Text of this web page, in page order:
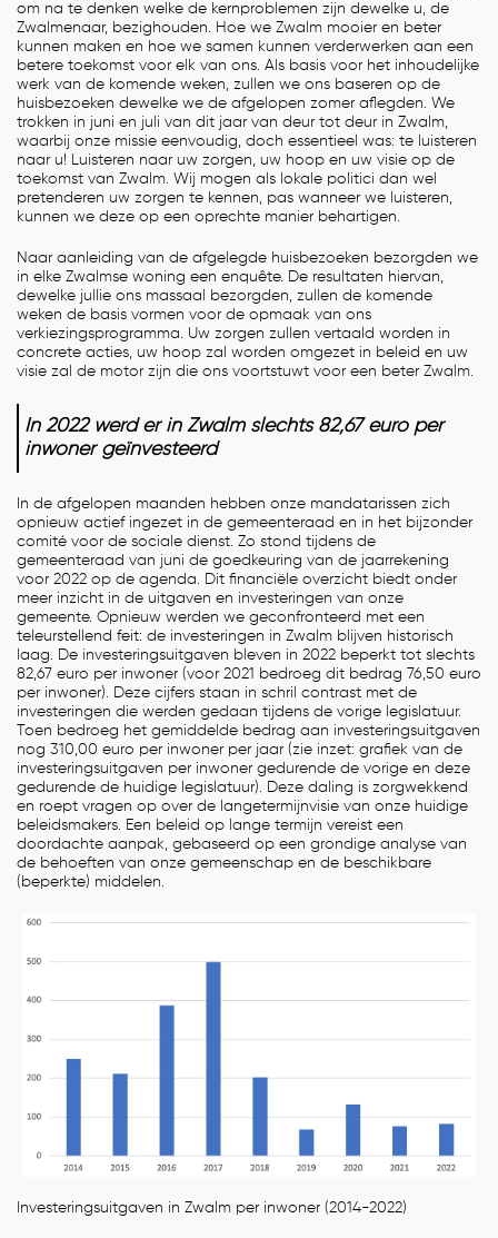
om na te denken welke de kernproblemen zijn dewelke u, de
Zwalmenaar, bezighouden. Hoe we Zwalm mooier en beter
kunnen maken en hoe we samen kunnen verderwerken aan een
betere toekomst voor elk van ons. Als basis voor het inhoudelijke
werk van de komende weken, zullen we ons baseren op de
huisbezoeken dewelke we de afgelopen zomer aflegden. We
trokken in juni en juli van dit jaar van deur tot deur in Zwalm,
waarbij onze missie eenvoudig, doch essentieel was: te luisteren
naar u! Luisteren naar uw zorgen, uw hoop en uw visie op de
toekomst van Zwalm. Wij mogen als lokale politici dan wel
pretenderen uw zorgen te kennen, pas wanneer we luisteren,
kunnen we deze op een oprechte manier behartigen.
Naar aanleiding van de afgelegde huisbezoeken bezorgden we
in elke Zwalmse woning een enquête. De resultaten hiervan,
dewelke jullie ons massaal bezorgden, zullen de komende
weken de basis vormen voor de opmaak van ons
verkiezingsprogramma. Uw zorgen zullen vertaald worden in
concrete acties, uw hoop zal worden omgezet in beleid en uw
visie zal de motor zijn die ons voortstuwt voor een beter Zwalm.
In 2022 werd er in Zwalm slechts 82,67 euro per
inwoner geïnvesteerd
In de afgelopen maanden hebben onze mandatarissen zich
opnieuw actief ingezet in de gemeenteraad en in het bijzonder
comité voor de sociale dienst. Zo stond tijdens de
gemeenteraad van juni de goedkeuring van de jaarrekening
voor 2022 op de agenda. Dit financiële overzicht biedt onder
meer inzicht in de uitgaven en investeringen van onze
gemeente. Opnieuw werden we geconfronteerd met een
teleurstellend feit: de investeringen in Zwalm blijven historisch
laag. De investeringsuitgaven bleven in 2022 beperkt tot slechts
82,67 euro per inwoner (voor 2021 bedroeg dit bedrag 76,50 euro
per inwoner). Deze cijfers staan in schril contrast met de
investeringen die werden gedaan tijdens de vorige legislatuur.
Toen bedroeg het gemiddelde bedrag aan investeringsuitgaven
nog 310,00 euro per inwoner per jaar (zie inzet: grafiek van de
investeringsuitgaven per inwoner gedurende de vorige en deze
gedurende de huidige legislatuur). Deze daling is zorgwekkend
en roept vragen op over de langetermijnvisie van onze huidige
beleidsmakers. Een beleid op lange termijn vereist een
doordachte aanpak, gebaseerd op een grondige analyse van
de behoeften van onze gemeenschap en de beschikbare
(beperkte) middelen.
Investeringsuitgaven in Zwalm per inwoner (2014-2022)